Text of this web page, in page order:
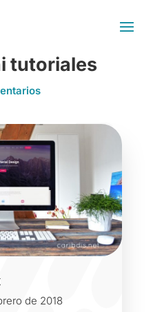
tutoriales
de 2018